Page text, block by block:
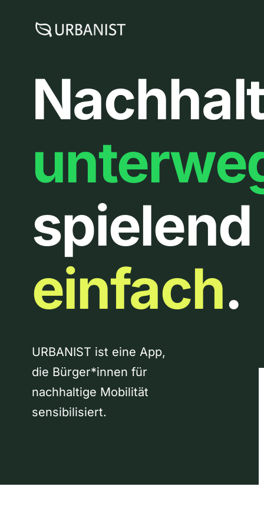
spielend
einfach.
URBANIST ist eine App,
die Bürger*innen für
nachhaltige Mobilität
sensibilisiert.